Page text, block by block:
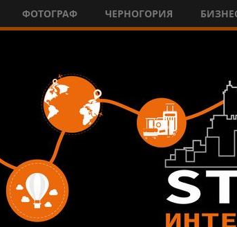
ФОТОГРАФ ЧЕРНОГОРИЯ